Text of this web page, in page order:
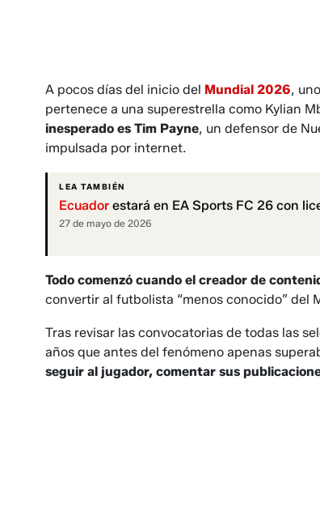
A pocos días del inicio del Mundial 2026,
pertenece a una superestrella como Kylian
inesperado es Tim Payne, un defensor de
impulsada por internet.
LEA TAMBIÉN
Ecuador estará en EA Sports FC 26 con
27 de mayo de 2026
Todo comenzó cuando el creador de
convertir al futbolista “menos conocido” del
Tras revisar las convocatorias de todas las
años que antes del fenómeno apenas
seguir al jugador, comentar sus